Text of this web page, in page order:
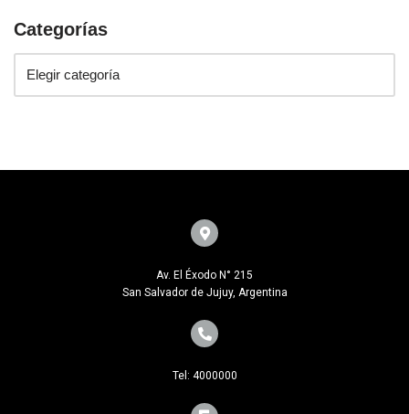
Categorías
Av. El Éxodo N° 215
San Salvador de Jujuy, Argentina
Tel: 4000000